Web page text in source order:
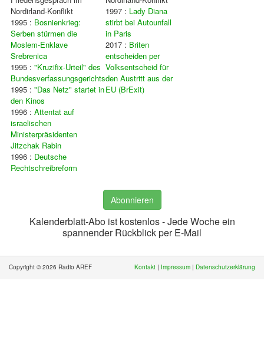
Nordirland-Konflikt
1995 : Bosnienkrieg:
Serben stürmen die
Moslem-Enklave
Srebrenica
1995 : "Kruzifix-Urteil" des
Bundesverfassungsgerichts
1995 : "Das Netz" startet in
den Kinos
1996 : Attentat auf
israelischen
Ministerpräsidenten
Jitzchak Rabin
1996 : Deutsche
Rechtschreibreform
1997 : Lady Diana
stirbt bei Autounfall
in Paris
2017 : Briten
entscheiden per
Volksentscheid für
den Austritt aus der
EU (BrExit)
Abonnieren
Kalenderblatt-Abo ist kostenlos - Jede Woche ein
spannender Rückblick per E-Mail
Copyright © 2026 Radio AREF Kontakt | Impressum | Datenschutzerklärung